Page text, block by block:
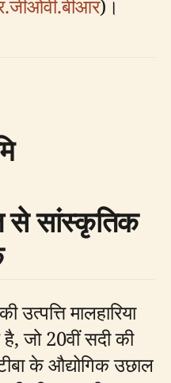
)।
से सांस्कृतिक
उत्पत्ति मालहारिया
है, जो 20वीं सदी की
के औद्योगिक उछाल